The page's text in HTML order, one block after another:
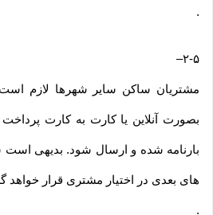
.
۲-۵–
مشتریان ساکن سایر شهرها لازم
بصورت آنلاین یا کارت به کارت پرداخت
بارنامه شده و ارسال شود. بدیهی است
های بعدی در اختیار مشتری قرار خواهد
.